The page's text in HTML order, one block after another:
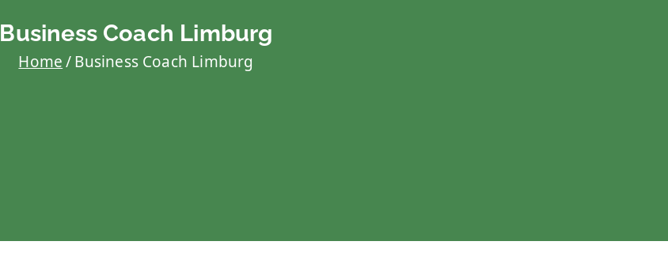
Business Coach Limburg
Home Business Coach Limburg